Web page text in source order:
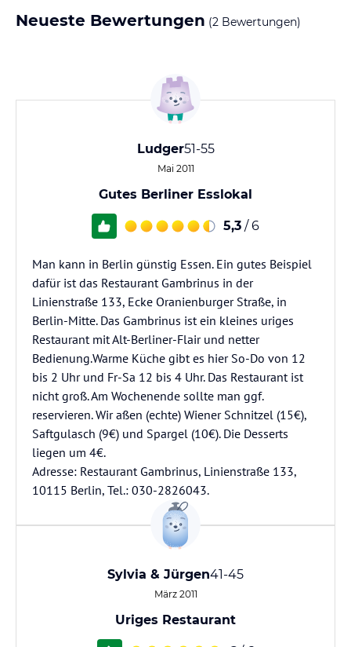
Neueste Bewertungen (2 Bewertungen)
Ludger51-55
Mai 2011
Gutes Berliner Esslokal
5,3 / 6
Man kann in Berlin günstig Essen. Ein gutes Beispiel
dafür ist das Restaurant Gambrinus in der
Linienstraße 133, Ecke Oranienburger Straße, in
Berlin-Mitte. Das Gambrinus ist ein kleines uriges
Restaurant mit Alt-Berliner-Flair und netter
Bedienung.Warme Küche gibt es hier So-Do von 12
bis 2 Uhr und Fr-Sa 12 bis 4 Uhr. Das Restaurant ist
nicht groß. Am Wochenende sollte man ggf.
reservieren. Wir aßen (echte) Wiener Schnitzel (15€),
Saftgulasch (9€) und Spargel (10€). Die Desserts
liegen um 4€.
Adresse: Restaurant Gambrinus, Linienstraße 133,
10115 Berlin, Tel.: 030-2826043.
Sylvia & Jürgen41-45
März 2011
Uriges Restaurant